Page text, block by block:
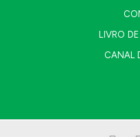
LIVRO
CANAL